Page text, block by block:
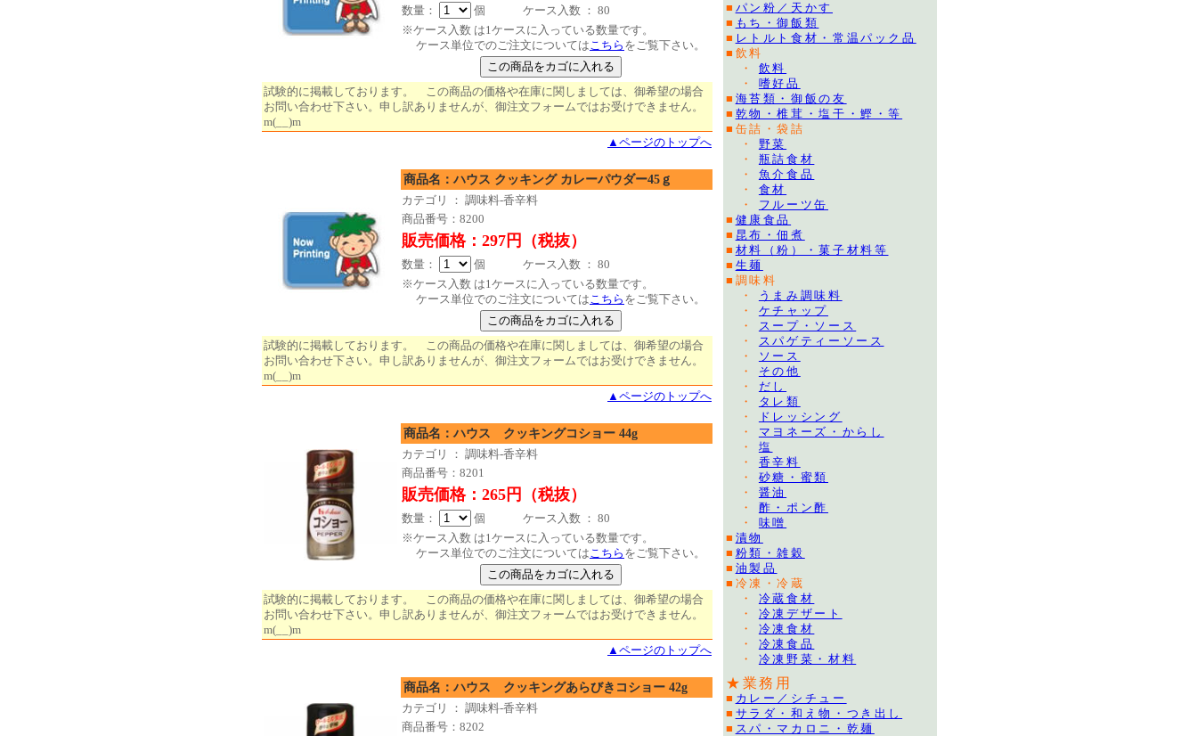
■ パン粉／天かす
■ もち・御飯類
■ レトルト食材・常温パック品
■飲料
・ 飲料
・ 嗜好品
■ 海苔類・御飯の友
■ 乾物・椎茸・塩干・鰹・等
■缶詰・袋詰
・ 野菜
・ 瓶詰食材
・ 魚介食品
・ 食材
・ フルーツ缶
■ 健康食品
■ 昆布・佃煮
■ 材料（粉）・菓子材料等
■ 生麺
■調味料
・
うまみ調味料
・ ケチャップ
・ スープ・ソース
・ スパゲティーソース
・
ソース
・ その他
・ だし
・ タレ類
・
ドレッシング
・ マヨネーズ・からし
・ 塩
・ 香辛料
・ 砂糖・蜜類
・ 醤油
・ 酢・ポン酢
・ 味噌
■ 漬物
■ 粉類・雑穀
■ 油製品
■冷凍・冷蔵
・ 冷蔵食材
・ 冷凍デザート
・ 冷凍食材
・ 冷凍食品
・ 冷凍野菜・材料
★業務用
■ カレー／シチュー
■ サラダ・和え物・つき出し
■ スパ・マカロニ・乾麺
数量：
個 ケース入数 ： 80
※ケース入数 は1ケースに入っている数量です。
ケース単位でのご注文についてはこちら をご覧下さい。
試験的に掲載しております。 この商品の価格や在庫に関しましては、御希望の場合
お問い合わせ下さい。申し訳ありませんが、御注文フォームではお受けできません。
m(__)m
▲ページのトップへ
商品名：ハウス クッキング カレーパウダー45ｇ
カテゴリ ： 調味料-香辛料
商品番号：8200
販売価格：297円（税抜）
数量：
個 ケース入数 ： 80
※ケース入数 は1ケースに入っている数量です。
ケース単位でのご注文についてはこちら をご覧下さい。
試験的に掲載しております。 この商品の価格や在庫に関しましては、御希望の場合
お問い合わせ下さい。申し訳ありませんが、御注文フォームではお受けできません。
m(__)m
▲ページのトップへ
商品名：ハウス クッキングコショー 44g
カテゴリ ： 調味料-香辛料
商品番号：8201
販売価格：265円（税抜）
数量：
個 ケース入数 ： 80
※ケース入数 は1ケースに入っている数量です。
ケース単位でのご注文についてはこちら をご覧下さい。
試験的に掲載しております。 この商品の価格や在庫に関しましては、御希望の場合
お問い合わせ下さい。申し訳ありませんが、御注文フォームではお受けできません。
m(__)m
▲ページのトップへ
商品名：ハウス クッキングあらびきコショー 42g
カテゴリ ： 調味料-香辛料
商品番号：8202